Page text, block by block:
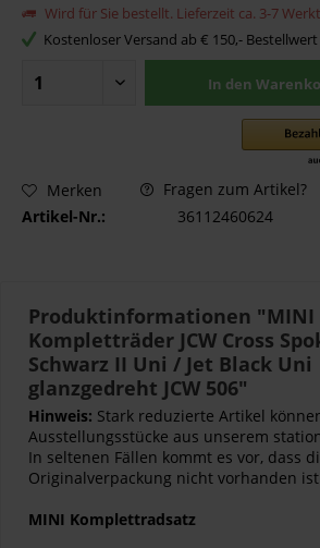
Wird für Sie bestellt. Lieferzeit ca. 3-7
Kostenloser Versand ab € 150,- Bestellwert
In den
Merken
Fragen zum Artikel?
Artikel-Nr.:
36112460624
Produktinformationen "MINI
Kompletträder JCW Cross
Schwarz II Uni / Jet Black Uni
glanzgedreht JCW 506"
Hinweis: Stark reduzierte Artikel
Ausstellungsstücke aus unserem
In seltenen Fällen kommt es vor, dass
Originalverpackung nicht vorhanden
MINI Komplettradsatz